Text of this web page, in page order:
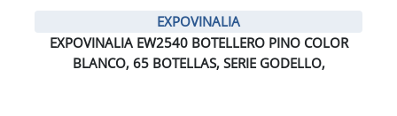
EXPOVINALIA
EXPOVINALIA EW2540 BOTELLERO PINO COLOR
BLANCO, 65 BOTELLAS, SERIE GODELLO,